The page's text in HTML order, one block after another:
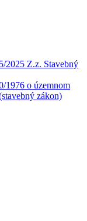
2025 Z.z. Stavebný
1976 o územnom
zákon)